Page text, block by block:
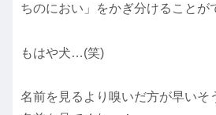
ちのにおい」をかぎ分けることが
もはや犬…(笑)
名前を見るより嗅いだ方が早いそ